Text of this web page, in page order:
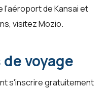
l'aéroport de Kansai et
visitezMozio.
voyage
s'inscrire gratuitement